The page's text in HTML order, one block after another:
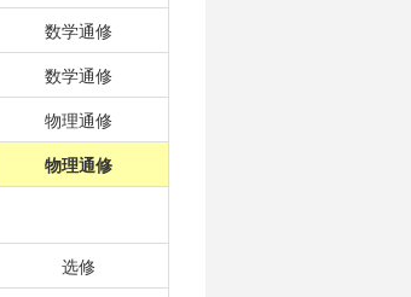
数学通修
数学通修
物理通修
物理通修
选修